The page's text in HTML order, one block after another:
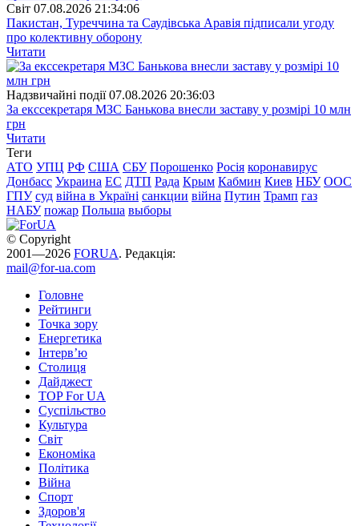
Свiт 07.08.2026 21:34:06
Пакистан, Туреччина та Саудівська Аравія підписали угоду
про колективну оборону
Читати
Надзвичайні події 07.08.2026 20:36:03
За екссекретаря МЗС Банькова внесли заставу у розмірі 10 млн
грн
Читати
Теги
АТО УПЦ РФ США СБУ Порошенко Росія коронавирус
Донбасс Украина ЕС ДТП Рада Крым Кабмин Киев НБУ ООС
ГПУ суд війна в Україні санкции війна Путин Трамп газ
НАБУ пожар Польша выборы
© Copyright
2001—2026 FORUA. Редакція:
mail@for-ua.com
Головне
Рейтинги
Точка зору
Енергетика
Інтерв’ю
Столиця
Дайджест
TOP For UA
Суспiльство
Культура
Світ
Економіка
Політика
Війна
Спорт
Здоров'я